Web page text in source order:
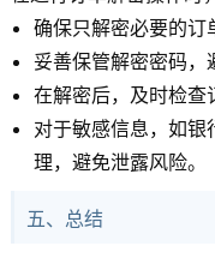
确保只解密必要的订
妥善保管解密密码，
在解密后，及时检查
对于敏感信息，如银
理，避免泄露风险。
五、总结